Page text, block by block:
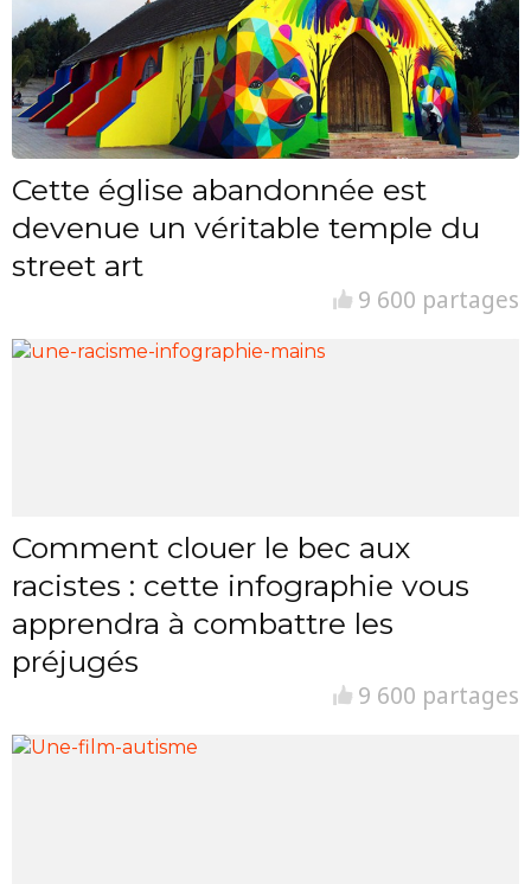
Cette église abandonnée est
devenue un véritable temple du
street art
9 600 partages
Comment clouer le bec aux
racistes : cette infographie vous
apprendra à combattre les
préjugés
9 600 partages